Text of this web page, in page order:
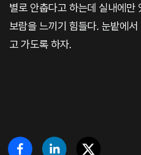
별로 안춥다고 하는데 실내에만
보람을 느끼기 힘들다. 눈밭에
고 가도록 하자.